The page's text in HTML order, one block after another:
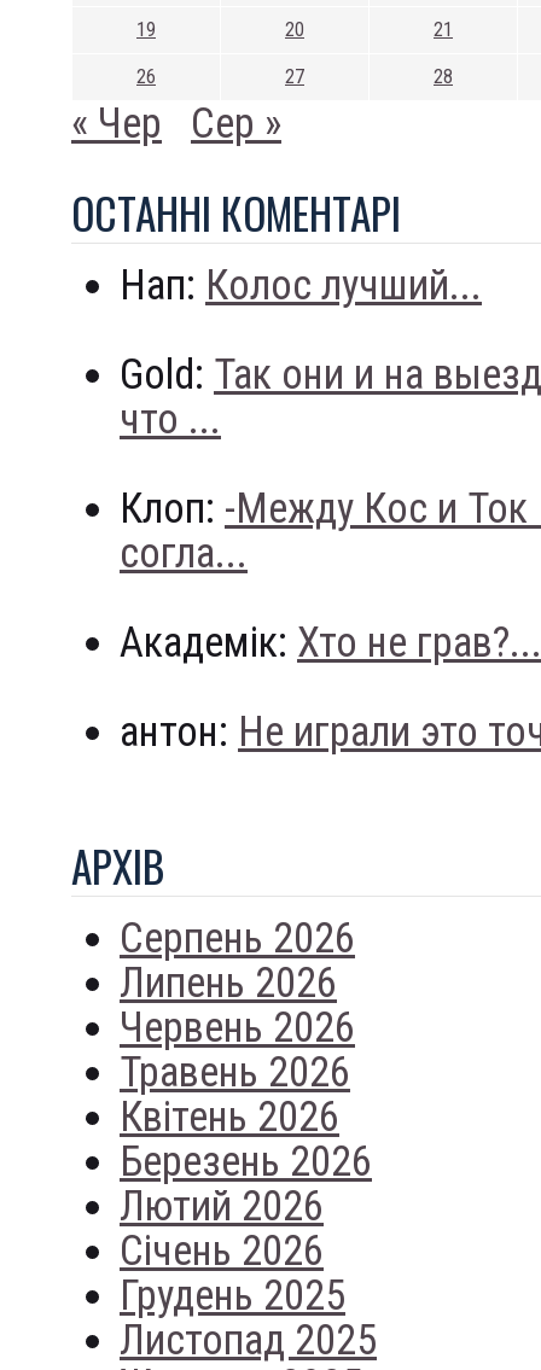
19 20 21
26 27 28
« Чер Сер »
ОСТАННI КОМЕНТАРI
Нап: Колос лучший...
Gold: Так они и на
что ...
Клоп: -Между Кос и
согла...
Академік: Хто не грав?...
антон: Не играли это
АРХIВ
Серпень 2026
Липень 2026
Червень 2026
Травень 2026
Квітень 2026
Березень 2026
Лютий 2026
Січень 2026
Грудень 2025
Листопад 2025